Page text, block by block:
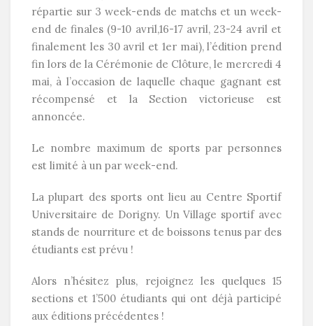
répartie sur 3 week-ends de matchs et un week-
end de finales (9-10 avril,16-17 avril, 23-24 avril et
finalement les 30 avril et 1er mai), l’édition prend
fin lors de la Cérémonie de Clôture, le mercredi 4
mai, à l’occasion de laquelle chaque gagnant est
récompensé et la Section victorieuse est
annoncée.
Le nombre maximum de sports par personnes
est limité à un par week-end.
La plupart des sports ont lieu au Centre Sportif
Universitaire de Dorigny. Un Village sportif avec
stands de nourriture et de boissons tenus par des
étudiants est prévu !
Alors n’hésitez plus, rejoignez les quelques 15
sections et 1’500 étudiants qui ont déjà participé
aux éditions précédentes !